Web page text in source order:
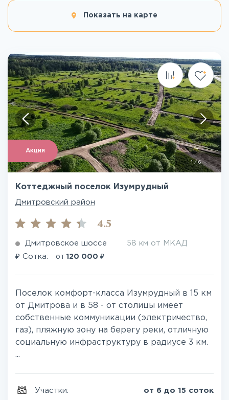
Показать на карте
Акция
1/6
Коттеджный поселок Изумрудный
Дмитровский район
4.5
Дмитровское шоссе 58 км от МКАД
₽ Сотка: от 120 000 ₽
Поселок комфорт-класса Изумрудный в 15 км
от Дмитрова и в 58 - от столицы имеет
собственные коммуникации (электричество,
газ), пляжную зону на берегу реки, отличную
социальную инфраструктуру в радиусе 3 км.
...
Участки: от 6 до 15 соток